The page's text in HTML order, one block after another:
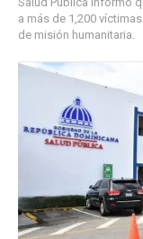
a más de 1,200
de misión humanitaria.